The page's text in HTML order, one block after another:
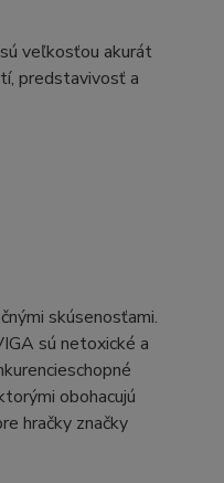
veľkosťou akurát
predstavivosť a
skúsenosťami.
sú netoxické a
obohacujú
hračky značky